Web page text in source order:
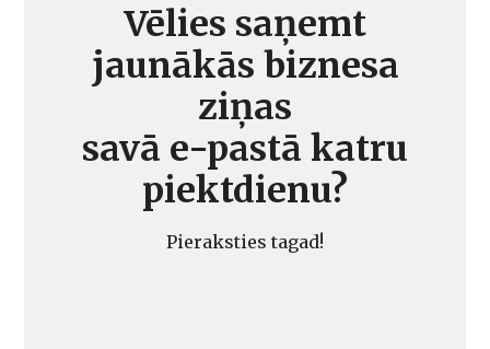
Vēlies saņemt
jaunākās biznesa
ziņas
savā e-pastā katru
piektdienu?
Pieraksties tagad!